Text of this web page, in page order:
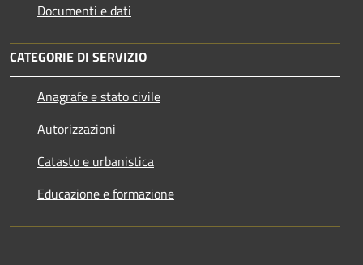
Documenti e dati
CATEGORIE DI SERVIZIO
Anagrafe e stato civile
Autorizzazioni
Catasto e urbanistica
Educazione e formazione